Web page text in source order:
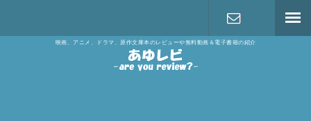
映画、アニメ、ドラマ、原作文庫本のレビューや無料動画＆電子書籍の紹介